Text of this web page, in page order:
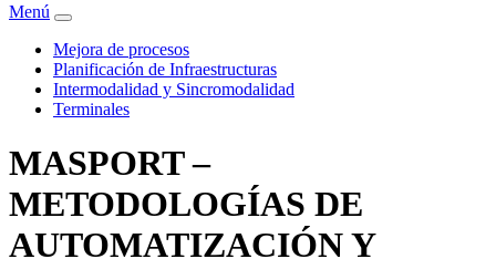
Menú
Mejora de procesos
Planificación de Infraestructuras
Intermodalidad y Sincromodalidad
Terminales
MASPORT –
METODOLOGÍAS DE
AUTOMATIZACIÓN Y